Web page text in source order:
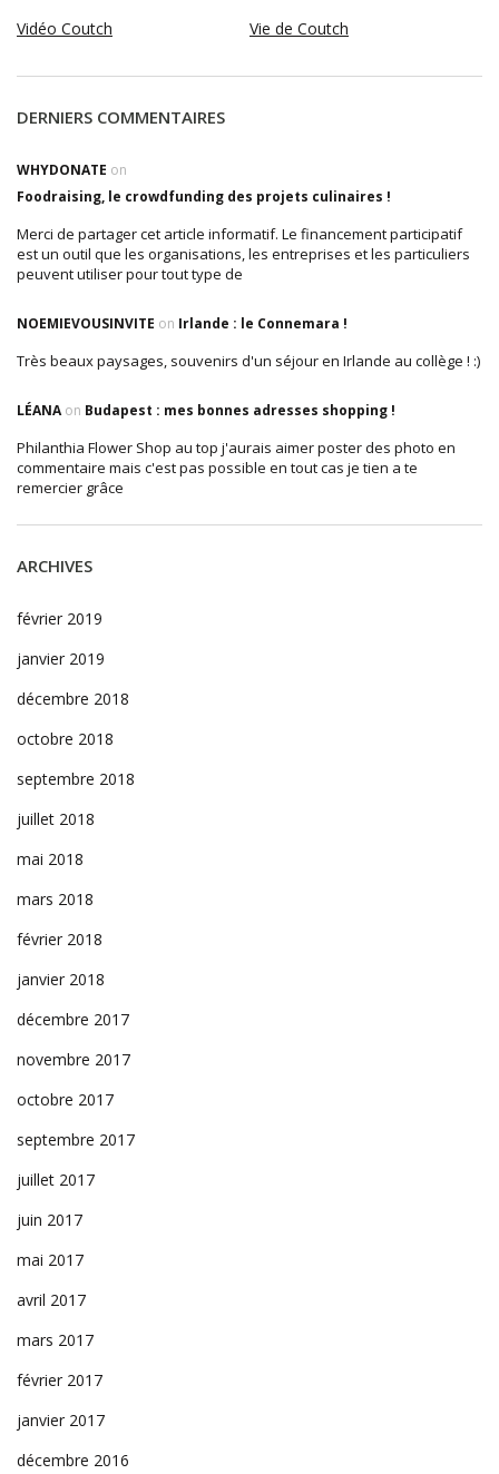
Vidéo Coutch
Vie de Coutch
DERNIERS COMMENTAIRES
WHYDONATE on
Foodraising, le crowdfunding des projets culinaires !
Merci de partager cet article informatif. Le financement participatif
est un outil que les organisations, les entreprises et les particuliers
peuvent utiliser pour tout type de
NOEMIEVOUSINVITE on Irlande : le Connemara !
Très beaux paysages, souvenirs d'un séjour en Irlande au collège ! :)
LÉANAon Budapest : mes bonnes adresses shopping !
Philanthia Flower Shop au top j'aurais aimer poster des photo en
commentaire mais c'est pas possible en tout cas je tien a te
remercier grâce
ARCHIVES
février 2019
janvier 2019
décembre 2018
octobre 2018
septembre 2018
juillet 2018
mai 2018
mars 2018
février 2018
janvier 2018
décembre 2017
novembre 2017
octobre 2017
septembre 2017
juillet 2017
juin 2017
mai 2017
avril 2017
mars 2017
février 2017
janvier 2017
décembre 2016